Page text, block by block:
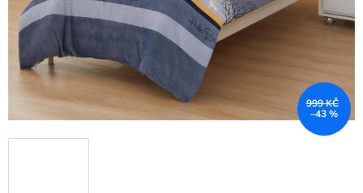
999 KČ
–43 %